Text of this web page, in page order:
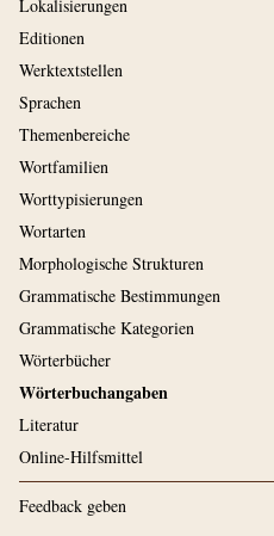
Lokalisierungen
Editionen
Werktextstellen
Sprachen
Themenbereiche
Wortfamilien
Worttypisierungen
Wortarten
Morphologische Strukturen
Grammatische Bestimmungen
Grammatische Kategorien
Wörterbücher
Wörterbuchangaben
Literatur
Online-Hilfsmittel
Feedback geben